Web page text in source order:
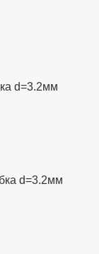
d=3.2мм
d=3.2мм